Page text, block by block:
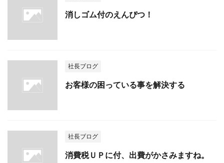
消しゴム付のえんぴつ！
社長ブログ
お客様の困っている事を解決する
社長ブログ
消費税ＵＰに付、出費がかさみますね。